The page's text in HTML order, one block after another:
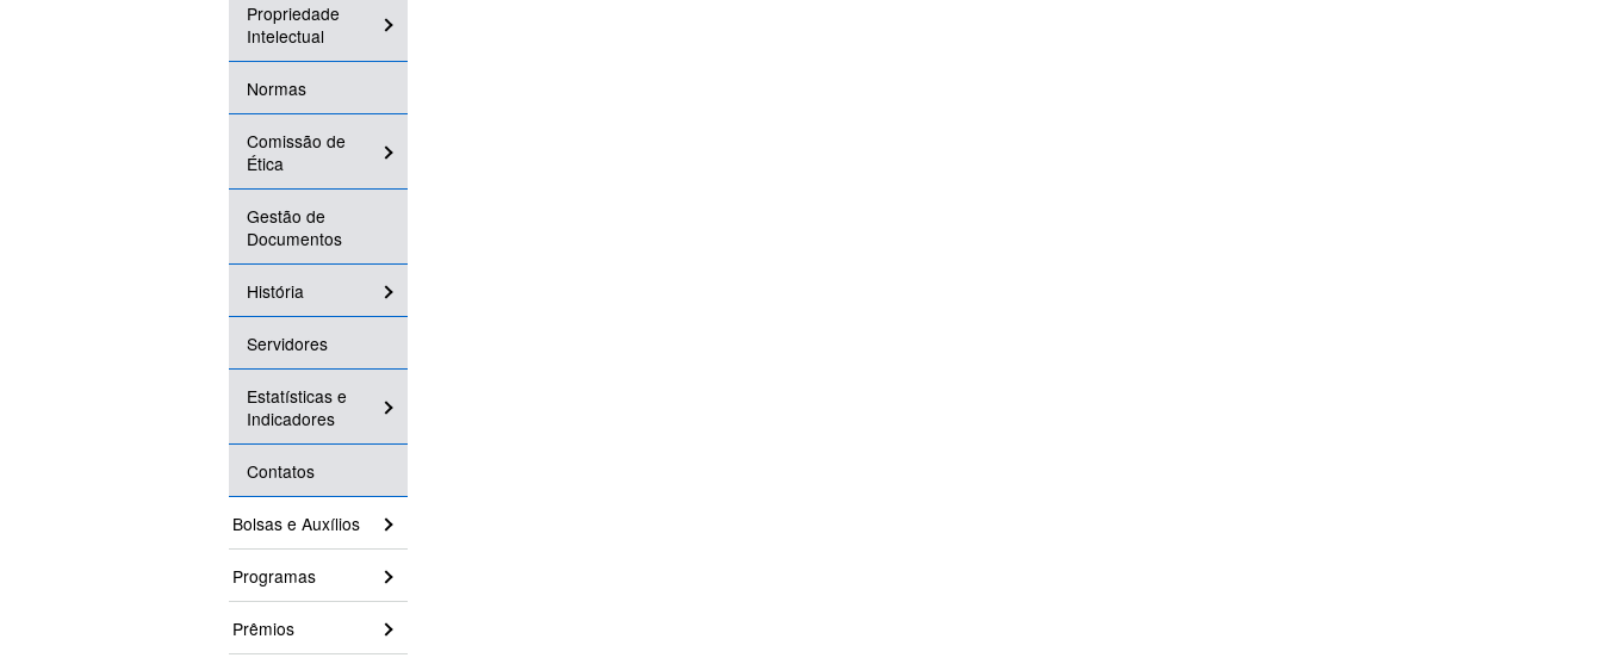
Propriedade
Intelectual
Normas
Comissão de
Ética
Gestão de
Documentos
História
Servidores
Estatísticas e
Indicadores
Contatos
Bolsas e Auxílios
Programas
Prêmios